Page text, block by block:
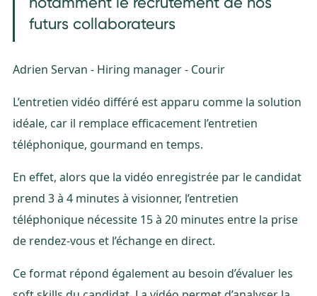
futurs collaborateurs
Adrien Servan - Hiring manager - Courir
L’entretien vidéo différé est apparu comme la solution
idéale, car il remplace efficacement l’entretien
téléphonique, gourmand en temps.
En effet, alors que la vidéo enregistrée par le candidat
prend 3 à 4 minutes à visionner, l’entretien
téléphonique nécessite 15 à 20 minutes entre la prise
de rendez-vous et l’échange en direct.
Ce format répond également au besoin d’évaluer les